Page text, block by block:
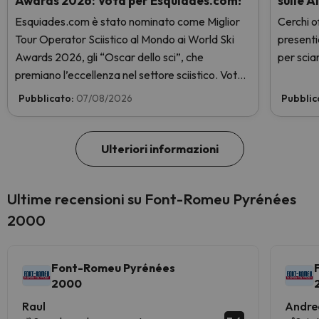
Esquiades.com è stato nominato come Miglior
Tour Operator Sciistico al Mondo ai World Ski
Awards 2026, gli “Oscar dello sci”, che
premiano l’eccellenza nel settore sciistico. Vota
subito e aiutaci a arrivare in cima!
Pubblicato: 07/08/2026
Cerchi
per
Ulteriori informazioni
Ultime recensioni su Font-Romeu Pyrénées
2000
Font-Romeu Pyrénées
2000
Raul